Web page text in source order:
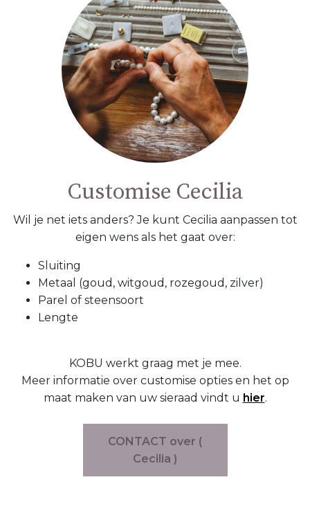
Customise Cecilia
Wil je net iets anders? Je kunt Cecilia aanpassen tot
eigen wens als het gaat over:
Sluiting
Metaal (goud, witgoud, rozegoud, zilver)
Parel of steensoort
Lengte
KOBU werkt graag met je mee.
Meer informatie over customise opties en het op
maat maken van uw sieraad vindt u hier.
CONTACT over (
Cecilia )